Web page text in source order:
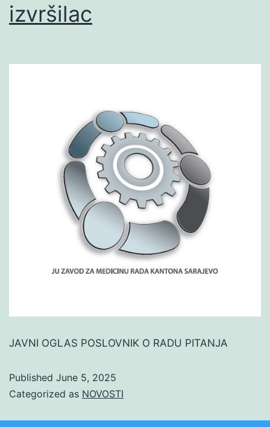
izvršilac
JAVNI OGLAS POSLOVNIK O RADU PITANJA
Published June 5, 2025
Categorized as NOVOSTI